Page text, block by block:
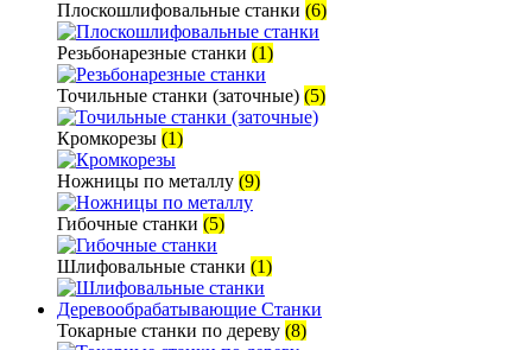
Плоскошлифовальные станки (6)
Резьбонарезные станки (1)
Точильные станки (заточные) (5)
Кромкорезы (1)
Ножницы по металлу (9)
Гибочные станки (5)
Шлифовальные станки (1)
Деревообрабатывающие Станки
Токарные станки по дереву (8)